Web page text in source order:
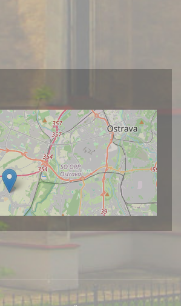
| ©